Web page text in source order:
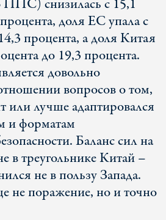
ППС) снизилась с 15,1
доля ЕС упала с
процента, а доля Китая
до 19,3 процента.
довольно
вопросов о том,
или лучше адаптировался
и форматам
Баланс сил на
в треугольнике Китай –
не в пользу Запада.
не поражение, но и точно